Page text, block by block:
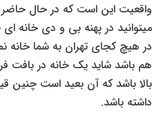
واقعیت این است که در حال حاضر
میتوانید در پهنه بی و دی خانه ای
در هیچ کجای تهران به شما خانه
هم باشد شاید یک خانه در بافت
بالا باشد که آن بعید است چنین
داشته باشد.